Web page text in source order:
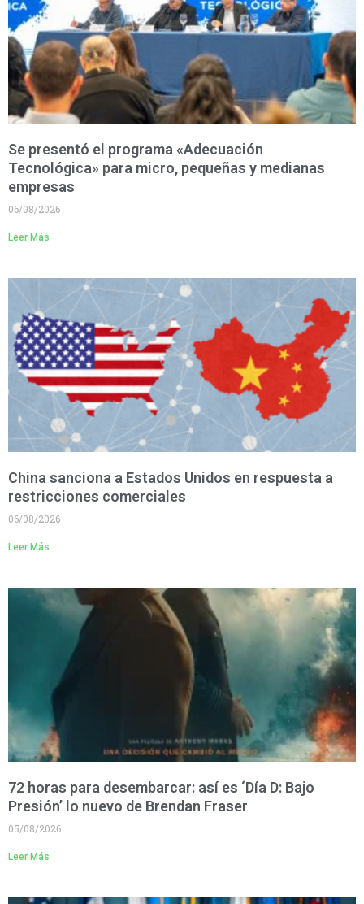
Se presentó el programa «Adecuación
Tecnológica» para micro, pequeñas y medianas
empresas
06/08/2026
Leer Más
China sanciona a Estados Unidos en respuesta a
restricciones comerciales
06/08/2026
Leer Más
72 horas para desembarcar: así es ‘Día D: Bajo
Presión’ lo nuevo de Brendan Fraser
05/08/2026
Leer Más